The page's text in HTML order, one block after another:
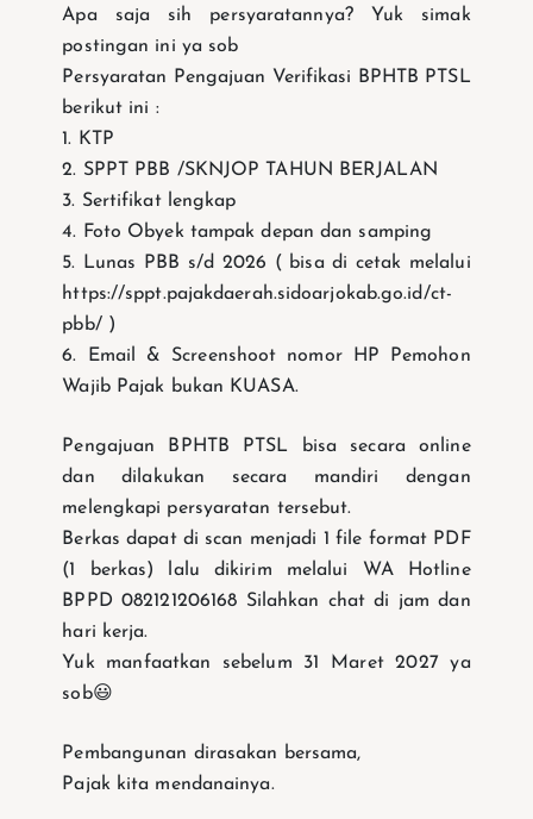
Apa saja sih persyaratannya? Yuk simak
postingan ini ya sob
Persyaratan Pengajuan Verifikasi BPHTB PTSL
berikut ini :
1. KTP
2. SPPT PBB /SKNJOP TAHUN BERJALAN
3. Sertifikat lengkap
4. Foto Obyek tampak depan dan samping
5. Lunas PBB s/d 2026 ( bisa di cetak melalui
https://sppt.pajakdaerah.sidoarjokab.go.id/ct-
pbb/ )
6. Email & Screenshoot nomor HP Pemohon
Wajib Pajak bukan KUASA.
Pengajuan BPHTB PTSL bisa secara online
dan dilakukan secara mandiri dengan
melengkapi persyaratan tersebut.
Berkas dapat di scan menjadi 1 file format PDF
(1 berkas) lalu dikirim melalui WA Hotline
BPPD 082121206168 Silahkan chat di jam dan
hari kerja.
Yuk manfaatkan sebelum 31 Maret 2027 ya
sob😃
Pembangunan dirasakan bersama,
Pajak kita mendanainya.